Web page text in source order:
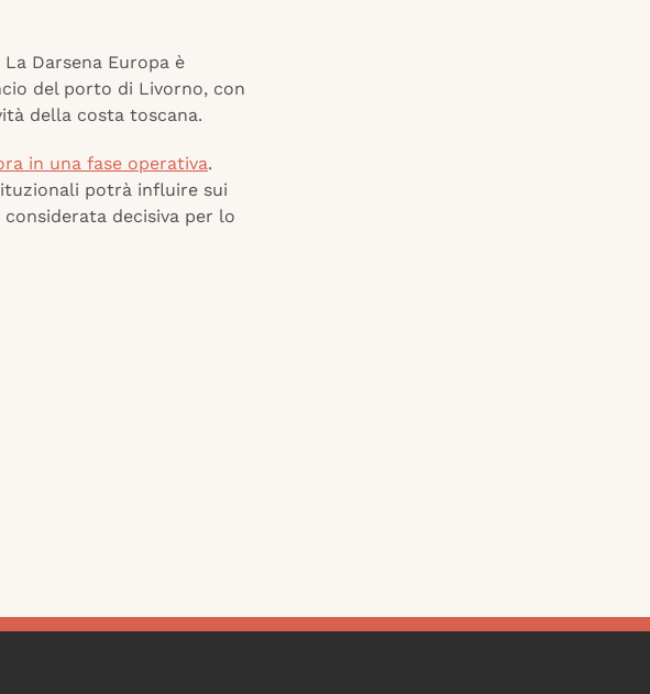
Darsena Europa è
del porto di Livorno, con
della costa toscana.
in una fase operativa.
potrà influire sui
decisiva per lo